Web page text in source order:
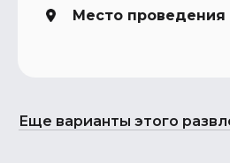
Место проведения
Еще варианты этого